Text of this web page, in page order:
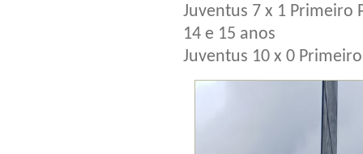
Juventus 7 x 1 Primeiro
14 e 15 anos
Juventus 10 x 0 Primeiro